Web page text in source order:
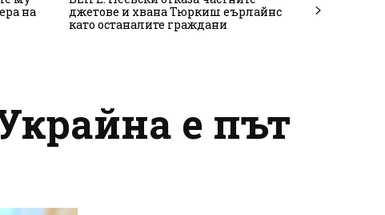
на
джетове и хвана Тюркиш еърлайнс
като останалите граждани
е път